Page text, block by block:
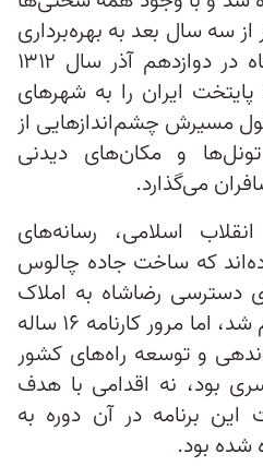
سه سال بعد به بهره‌برداری
رسید و با حضور خود شاه در دوازدهم آذر سال ۱۳۱۲
ایران را به شهرهای
مسیرش چشم‌اندازهایی از
و مکان‌های دیدنی
می‌گذارد.
اسلامی، رسانه‌های
که ساخت جاده چالوس
دسترسی رضاشاه به املاک
شخصی او در شمال انجام شد، اما مرور کارنامه ۱۶ ساله
و توسعه راه‌های کشور
بود، نه اقدامی با هدف
برنامه در آن دوره به
شده بود.